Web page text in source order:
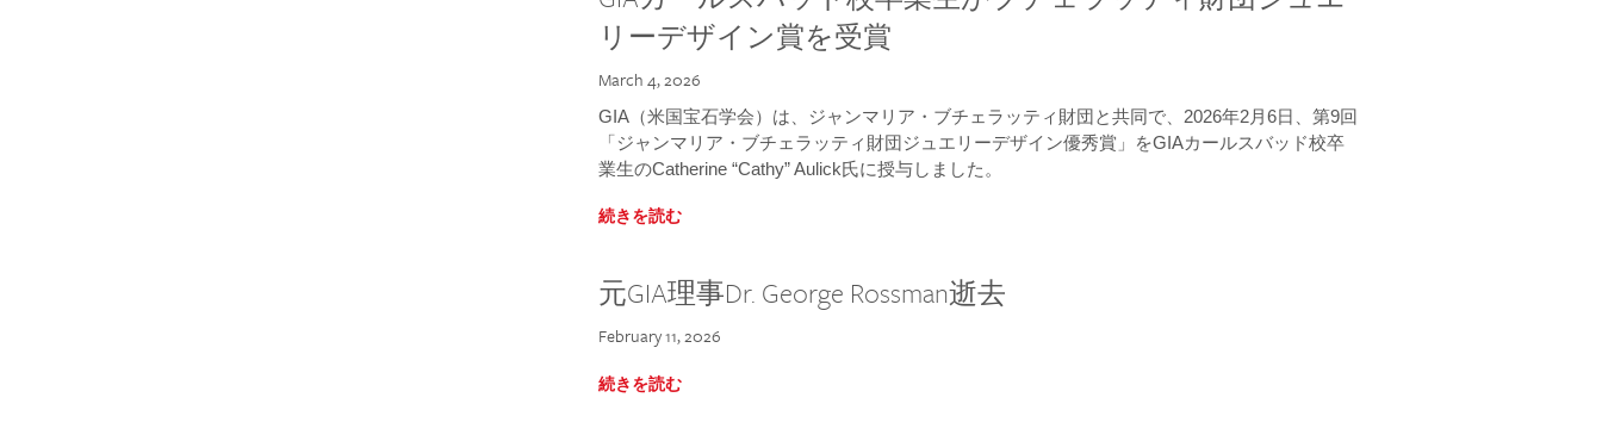
リーデザイン賞を受賞
March 4, 2026
GIA（米国宝石学会）は、ジャンマリア・ブチェラッティ財団と共同で、2026年2月6日、第9回
「ジャンマリア・ブチェラッティ財団ジュエリーデザイン優秀賞」をGIAカールスバッド校卒
業生のCatherine “Cathy” Aulick氏に授与しました。
続きを読む
元GIA理事Dr. George Rossman逝去
February 11, 2026
続きを読む